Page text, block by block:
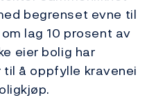
begrenset evne til
lag 10 prosent av
eier bolig har
å oppfylle kravenei